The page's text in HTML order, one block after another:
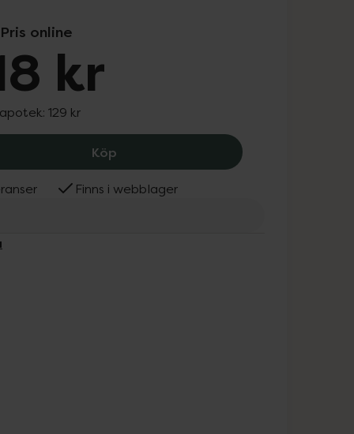
Pris online
kr
129 kr
Köp Heela Multivitamin Kvinna, 118 kr.
Finns i webblager